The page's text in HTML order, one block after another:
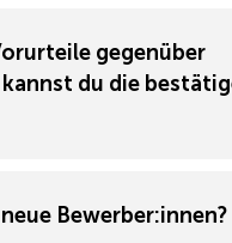
gegenüber
kannst du die
Bewerber:innen?